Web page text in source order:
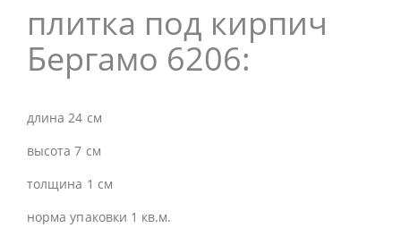
плитка под кирпич
Бергамо 6206:
длина 24 см
высота 7 см
толщина 1 см
норма упаковки 1 кв.м.